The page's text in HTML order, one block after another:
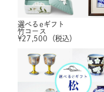
選べるeギフト
竹コース
¥27,500 （税込）